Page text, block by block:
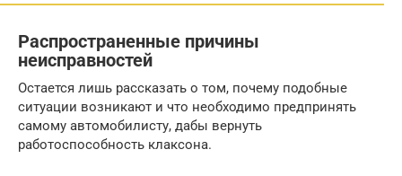
Распространенные причины
неисправностей
Остается лишь рассказать о том, почему подобные
ситуации возникают и что необходимо предпринять
самому автомобилисту, дабы вернуть
работоспособность клаксона.